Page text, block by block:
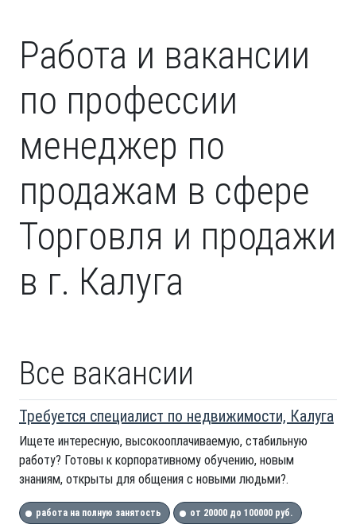
Работа и вакансии
по профессии
менеджер по
продажам в сфере
Торговля и продажи
в г. Калуга
Все вакансии
Требуется специалист по недвижимости, Калуга
Ищете интересную, высокооплачиваемую, стабильную
работу? Готовы к корпоративному обучению, новым
знаниям, открыты для общения с новыми людьми?.
работа на полную занятость от 20000 до 100000 руб.